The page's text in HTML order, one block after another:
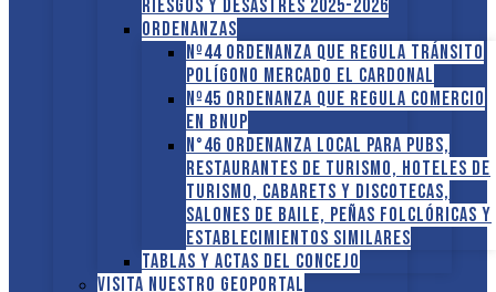
RIESGOS Y DESASTRES 2025-2026
ORDENANZAS
Nº44 Ordenanza que regula tránsito
Polígono Mercado El Cardonal
Nº45 Ordenanza que regula comercio
en BNUP
N°46 Ordenanza local para pubs,
restaurantes de turismo, hoteles de
turismo, cabarets y discotecas,
salones de baile, peñas folclóricas y
establecimientos similares
Tablas y Actas del Concejo
Visita nuestro GEOPORTAL